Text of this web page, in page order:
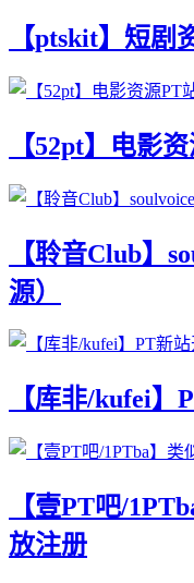
【ptskit】短剧
【52pt】电影
【聆音Club】
源）
【库非/kufei】
【壹PT吧/
放注册